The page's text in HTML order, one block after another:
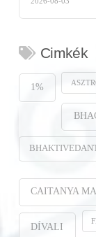
Cimkék
1%
CAITANYA
DÍVALI